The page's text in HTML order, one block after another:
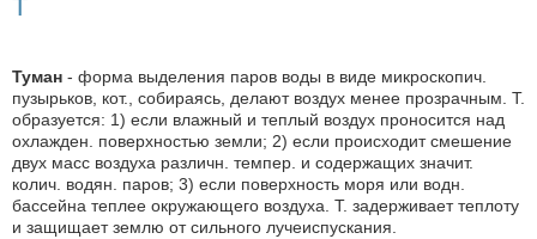
Т
Туман - форма выделения паров воды в виде микроскопич.
пузырьков, кот., собираясь, делают воздух менее прозрачным. Т.
образуется: 1) если влажный и теплый воздух проносится над
охлажден. поверхностью земли; 2) если происходит смешение
двух масс воздуха различн. темпер. и содержащих значит.
колич. водян. паров; 3) если поверхность моря или водн.
бассейна теплее окружающего воздуха. Т. задерживает теплоту
и защищает землю от сильного лучеиспускания.